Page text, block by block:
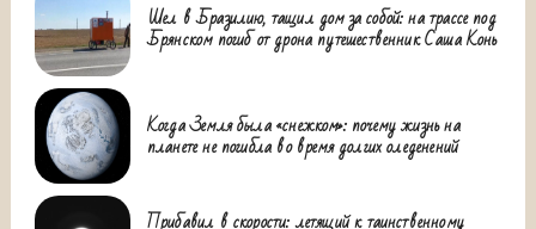
Шел в Бразилию, тащил дом за собой: на трассе под
Брянском погиб от дрона путешественник Саша Конь
Когда Земля была «снежком»: почему жизнь на
планете не погибла во время долгих оледенений
Прибавил в скорости: летящий к таинственному